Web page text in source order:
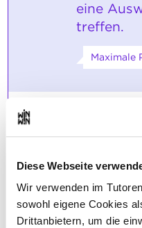
Diese Webseite
Wir verwenden im
sowohl eigene Cookies
Drittanbietern, um die
eine
treffen.
Maximale
Der
Rahmen
welche
Auftrags
Der